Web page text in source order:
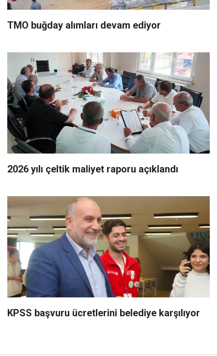
TMO buğday alımları devam ediyor
2026 yılı çeltik maliyet raporu açıklandı
KPSS başvuru ücretlerini belediye karşılıyor